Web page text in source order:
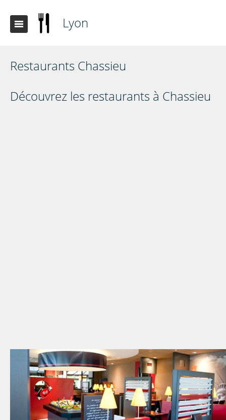
Lyon
Restaurants Chassieu
Découvrez les restaurants à Chassieu